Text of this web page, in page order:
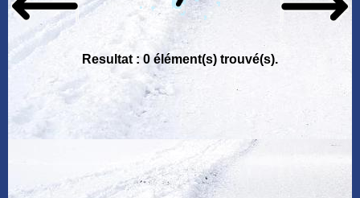
Resultat : 0 élément(s) trouvé(s).